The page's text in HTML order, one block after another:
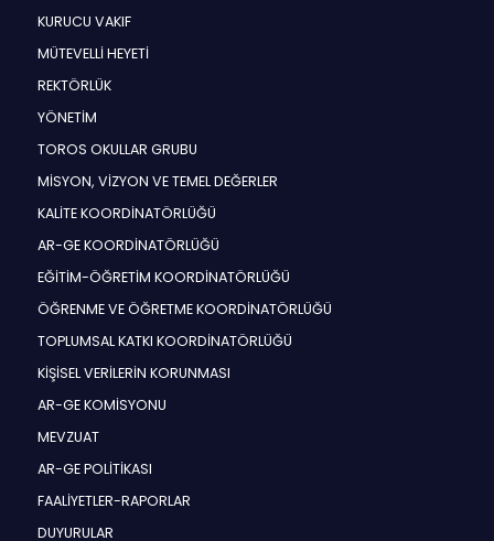
KURUCU VAKIF
MÜTEVELLİ HEYETİ
REKTÖRLÜK
YÖNETİM
TOROS OKULLAR GRUBU
MİSYON, VİZYON VE TEMEL DEĞERLER
KALİTE KOORDİNATÖRLÜĞÜ
AR-GE KOORDİNATÖRLÜĞÜ
EĞİTİM-ÖĞRETİM KOORDİNATÖRLÜĞÜ
ÖĞRENME VE ÖĞRETME KOORDİNATÖRLÜĞÜ
TOPLUMSAL KATKI KOORDİNATÖRLÜĞÜ
KİŞİSEL VERİLERİN KORUNMASI
AR-GE KOMİSYONU
MEVZUAT
AR-GE POLİTİKASI
FAALİYETLER-RAPORLAR
DUYURULAR